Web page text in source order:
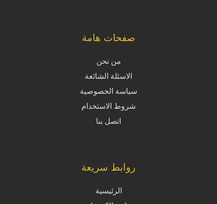
صفحات هامة
من نحن
الاسئلة الشائعة
سياسة الخصوصية
شروط الاستخدام
اتصل بنا
روابط سريعة
الرئيسية